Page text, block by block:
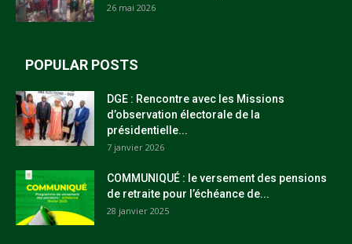
26 mai 2026
POPULAR POSTS
DGE : Rencontre avec les Missions
d’observation électorale de la
présidentielle...
7 janvier 2026
COMMUNIQUÉ : le versement des pensions
de retraite pour l’échéance de...
28 janvier 2025